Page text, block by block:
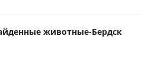
животные-Бердск